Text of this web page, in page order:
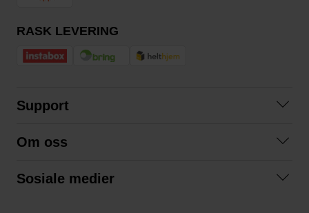
RASK LEVERING
Support
Kjøpsvilkår
Om oss
Sosiale medier